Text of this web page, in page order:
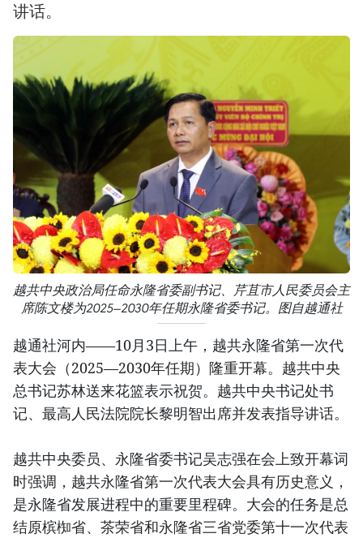
讲话。
越共中央政治局任命永隆省委副书记、芹苴市人民委员会主
席陈文楼为2025—2030年任期永隆省委书记。图自越通社
越通社河内——10月3日上午，越共永隆省第一次代
表大会（2025—2030年任期）隆重开幕。越共中央
总书记苏林送来花篮表示祝贺。越共中央书记处书
记、最高人民法院院长黎明智出席并发表指导讲话。
越共中央委员、永隆省委书记吴志强在会上致开幕词
时强调，越共永隆省第一次代表大会具有历史意义，
是永隆省发展进程中的重要里程碑。大会的任务是总
结原槟椥省、茶荣省和永隆省三省党委第十一次代表